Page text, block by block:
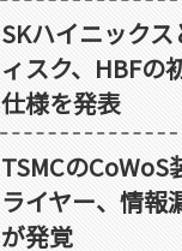
SKハイニック
ィスク、HBFの
仕様を発表
TSMCのCoWoS
ライヤー、情報
が発覚